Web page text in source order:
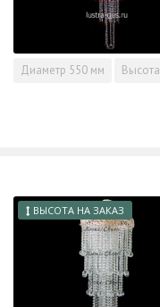
Диаметр 550 мм Высота
ВЫСОТА НА ЗАКАЗ